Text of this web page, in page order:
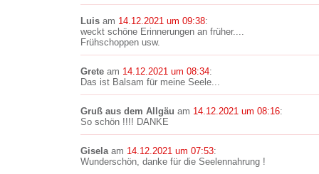
Luis am 14.12.2021 um 09:38:
weckt schöne Erinnerungen an früher....
Frühschoppen usw.
Grete am 14.12.2021 um 08:34:
Das ist Balsam für meine Seele...
Gruß aus dem Allgäu am 14.12.2021 um 08:16:
So schön !!!! DANKE
Giselaam 14.12.2021 um 07:53:
Wunderschön, danke für die Seelennahrung !